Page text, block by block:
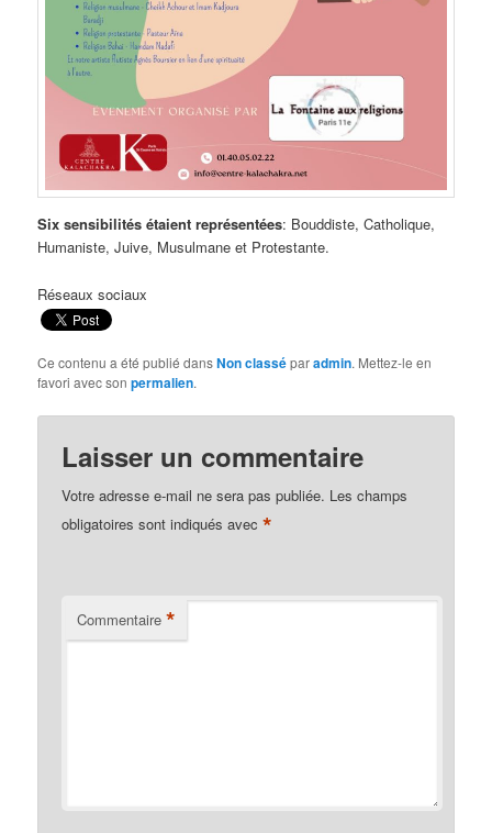
Six sensibilités étaient représentées: Bouddiste, Catholique,
Humaniste, Juive, Musulmane et Protestante.
Réseaux sociaux
Ce contenu a été publié dansNon classéparadmin. Mettez-le en
favori avec sonpermalien.
Laisser un commentaire
Votre adresse e-mail ne sera pas publiée. Les champs
obligatoires sont indiqués avec*
Commentaire *